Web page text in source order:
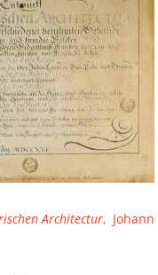
Architectur,